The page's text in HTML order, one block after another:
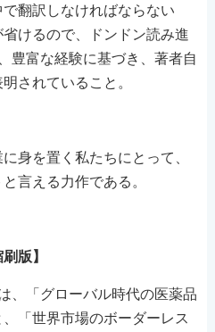
翻訳しなければならない
けるので、ドンドン読み進
豊富な経験に基づき、著者自
されていること。
身を置く私たちにとって、
言える力作である。
版】
、「グローバル時代の医薬品
「世界市場のボーダーレス